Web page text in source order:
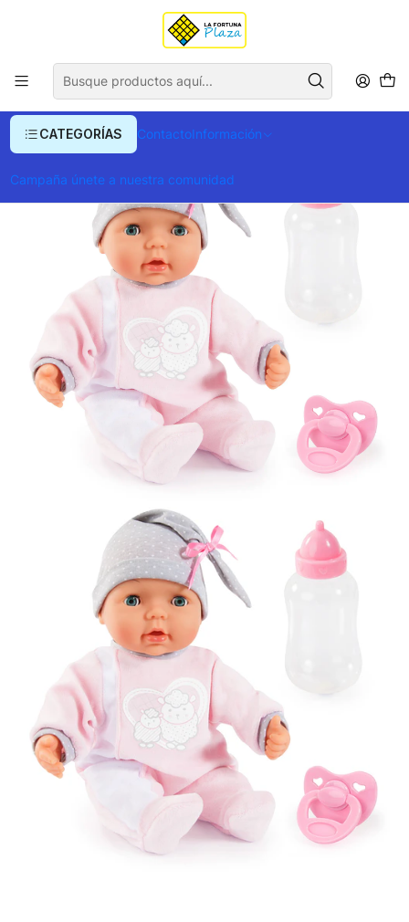
CATEGORÍAS ContactoInformación
Campaña únete a nuestra comunidad
Envío gratis para compras superiores a $ 400.000
Muñecas y Bebotes Baby Alive Bebé
Mi Piccolina Interactiva 38cm